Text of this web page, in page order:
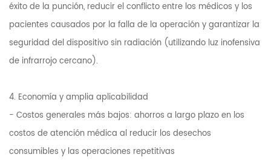
éxito de la punción, reducir el conflicto entre los médicos y los
pacientes causados ​​por la falla de la operación y garantizar la
seguridad del dispositivo sin radiación (utilizando luz inofensiva
de infrarrojo cercano).
4. Economía y amplia aplicabilidad
- Costos generales más bajos: ahorros a largo plazo en los
costos de atención médica al reducir los desechos
consumibles y las operaciones repetitivas